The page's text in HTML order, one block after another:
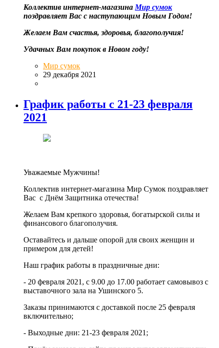
Коллектив интернет-магазина Мир сумок
поздравляет Вас с наступающим Новым Годом!
Желаем Вам счастья, здоровья, благополучия!
Удачных Вам покупок в Новом году!
Мир сумок
29 декабря 2021
График работы с 21-23 февраля
2021
Уважаемые Мужчины!
Коллектив интернет-магазина Мир Сумок поздравляет
Вас с Днём Защитника отечества!
Желаем Вам крепкого здоровья, богатырской силы и
финансового благополучия.
Оставайтесь и дальше опорой для своих женщин и
примером для детей!
Наш график работы в праздничные дни:
- 20 февраля 2021, с 9.00 до 17.00 работает самовывоз с
выставочного зала на Ушинского 5.
Заказы принимаются с доставкой после 25 февраля
включительно;
- Выходные дни: 21-23 февраля 2021;